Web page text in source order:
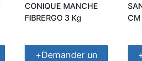
CONIQUE MANCHE
FIBRERGO 3 Kg
+Demander un
CM